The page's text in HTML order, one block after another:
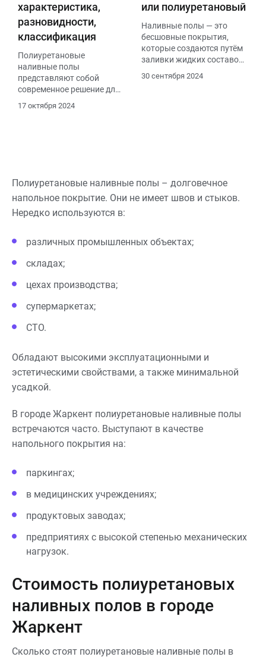
характеристика,
разновидности,
классификация
Полиуретановые
наливные полы
представляют собой
современное решение для
создания прочных и
долговечных покрытий в
17 октября 2024
или полиуретановый
Наливные полы — это
бесшовные покрытия,
которые создаются путём
заливки жидких составов
на подготовленную
поверхность. Это
30 сентября 2024
Полиуретановые наливные полы – долговечное
напольное покрытие. Они не имеет швов и стыков.
Нередко используются в:
различных промышленных объектах;
складах;
цехах производства;
супермаркетах;
СТО.
Обладают высокими эксплуатационными и
эстетическими свойствами, а также минимальной
усадкой.
В городе Жаркент полиуретановые наливные полы
встречаются часто. Выступают в качестве
напольного покрытия на:
паркингах;
в медицинских учреждениях;
продуктовых заводах;
предприятиях с высокой степенью механических
нагрузок.
Стоимость полиуретановых
наливных полов в городе
Жаркент
Сколько стоят полиуретановые наливные полы в